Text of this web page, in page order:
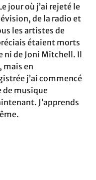
jour où j’ai rejeté le
de la radio et
les artistes de
étaient morts
ni de Joni Mitchell. Il
mais en
j’ai commencé
de musique
J’apprends